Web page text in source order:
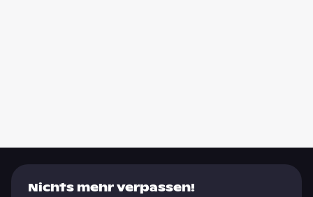
Nichts mehr verpassen!